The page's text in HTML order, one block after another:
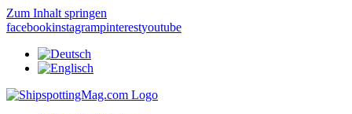
Zum Inhalt springen
facebookinstagrampinterestyoutube